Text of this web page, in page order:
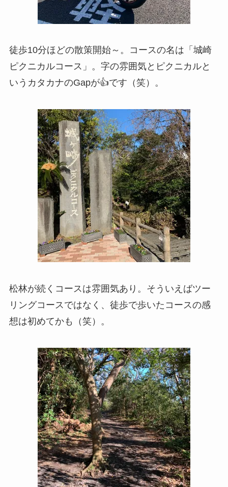
徒歩10分ほどの散策開始～。コースの名は「城崎
ピクニカルコース」。字の雰囲気とピクニカルと
いうカタカナのGapが👍です（笑）。
松林が続くコースは雰囲気あり。そういえばツー
リングコースではなく、徒歩で歩いたコースの感
想は初めてかも（笑）。